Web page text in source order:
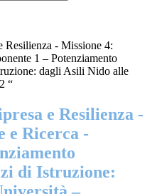
Resilienza - Missione 4:
1 – Potenziamento
dagli Asili Nido alle
“
e Resilienza -
e Ricerca -
di Istruzione: